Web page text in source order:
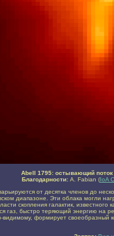
Abell 1795: остывающий поток
Благодарности: A. Fabian (IoA
от десятка членов до
диапазоне. Эти облака могли
скопления галактик, известного
быстро теряющий энергию на
формирует